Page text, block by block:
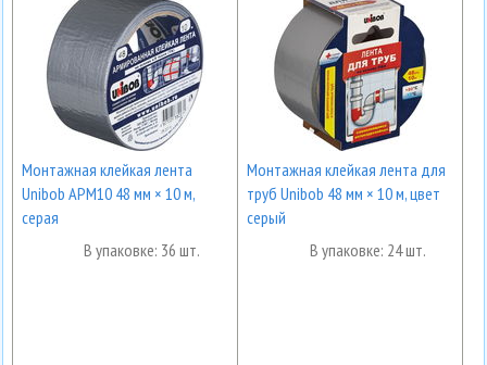
Монтажная клейкая лента
Unibob АРМ10 48 мм × 10 м,
серая
В упаковке: 36 шт.
Монтажная клейкая лента для
труб Unibob 48 мм × 10 м, цвет
серый
В упаковке: 24 шт.